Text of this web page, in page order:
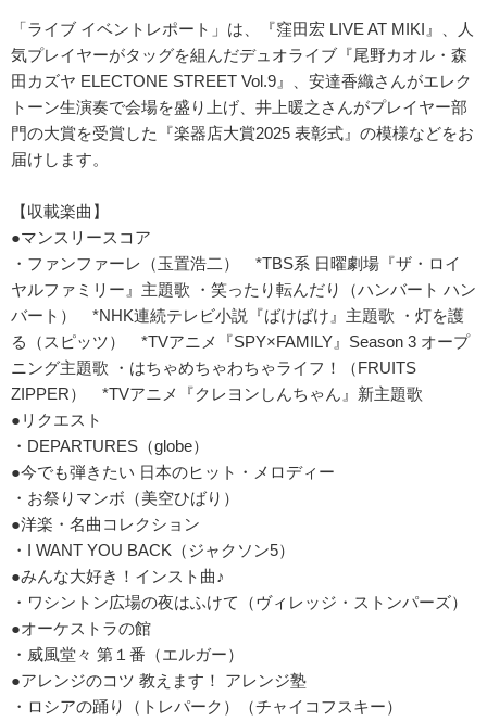
「ライブ イベントレポート」は、『窪田宏 LIVE AT MIKI』、人
気プレイヤーがタッグを組んだデュオライブ『尾野カオル・森
田カズヤ ELECTONE STREET Vol.9』、安達香織さんがエレク
トーン生演奏で会場を盛り上げ、井上暖之さんがプレイヤー部
門の大賞を受賞した『楽器店大賞2025 表彰式』の模様などをお
届けします。
【収載楽曲】
●マンスリースコア
・ファンファーレ（玉置浩二） *TBS系 日曜劇場『ザ・ロイ
ヤルファミリー』主題歌 ・笑ったり転んだり（ハンバート ハン
バート） *NHK連続テレビ小説『ばけばけ』主題歌 ・灯を護
る（スピッツ） *TVアニメ『SPY×FAMILY』Season 3 オープ
ニング主題歌 ・はちゃめちゃわちゃライフ！（FRUITS
ZIPPER） *TVアニメ『クレヨンしんちゃん』新主題歌
●リクエスト
・DEPARTURES（globe）
●今でも弾きたい 日本のヒット・メロディー
・お祭りマンボ（美空ひばり）
●洋楽・名曲コレクション
・I WANT YOU BACK（ジャクソン5）
●みんな大好き！インスト曲♪
・ワシントン広場の夜はふけて（ヴィレッジ・ストンパーズ）
●オーケストラの館
・威風堂々 第１番（エルガー）
●アレンジのコツ 教えます！ アレンジ塾
・ロシアの踊り（トレパーク）（チャイコフスキー）